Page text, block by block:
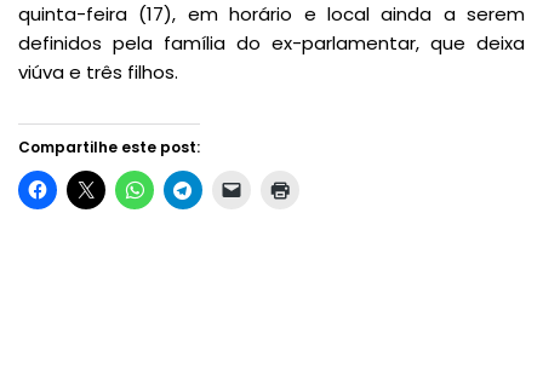
quinta-feira (17), em horário e local ainda a serem
definidos pela família do ex-parlamentar, que deixa
viúva e três filhos.
Compartilhe este post: